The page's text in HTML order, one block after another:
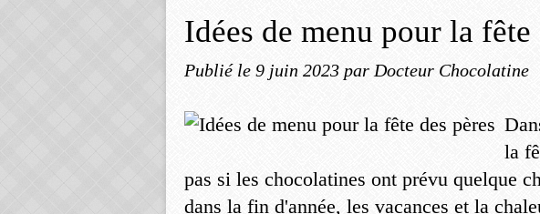
Idées de menu pour la fête
Publié le 9 juin 2023 par Docteur Chocolatine
la
pas si les chocolatines ont prévu quelque
dans la fin d'année, les vacances et la